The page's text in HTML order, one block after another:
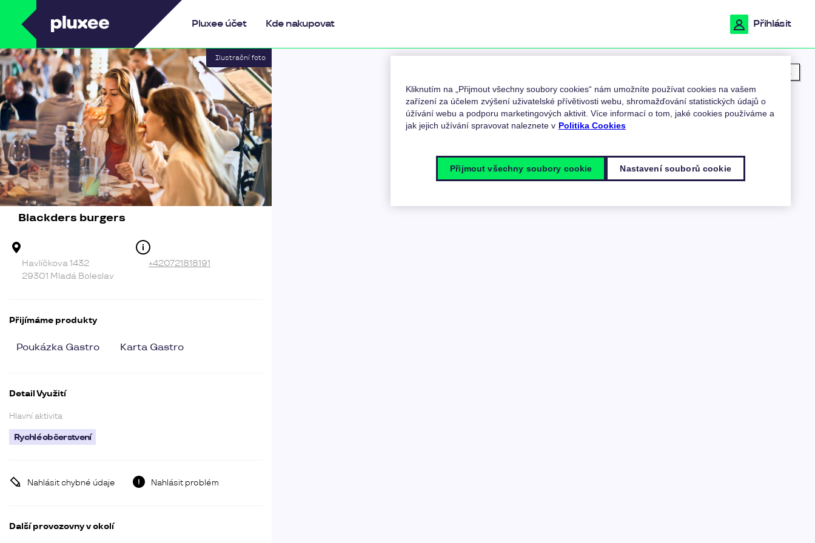
PluxeePluxee účet Kde nakupovat Přihlásit
Moje poloha
Blackders burgers
Havlíčkova 1432
29301 Mladá Boleslav
+420721818191
Přijímáme produkty
Poukázka Gastro Karta Gastro
Detail Využití
Hlavní aktivita
Rychlé občerstvení
Nahlásit chybné údaje Nahlásit problém
Další provozovny v okolí
Kliknutím na „Přijmout všechny soubory cookies“ nám umožníte používat cookies na vašem
zařízení za účelem zvýšení uživatelské přívětivosti webu, shromažďování statistických údajů o
úžívání webu a podporu marketingových aktivit. Více informací o tom, jaké cookies používáme a
jak jejich užívání spravovat naleznete v Politika Cookies
Nastavení souborů cookie
Přijmout všechny soubory cookie